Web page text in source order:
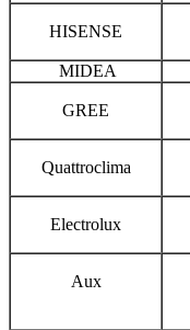
HISENSE
MIDEA
GREE
Quattroclima
Electrolux
Aux